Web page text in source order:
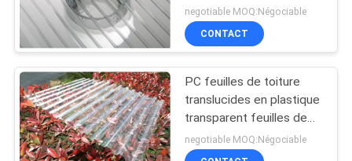
environnementale 2100 ×
11800 × 8 mm
negotiable MOQ:Négociable
CONTACT
PC feuilles de toiture
translucides en plastique
transparent feuilles de
polycarbonate ondulé 0,8
mm-3,0 mm Résistance
negotiable MOQ:Négociable